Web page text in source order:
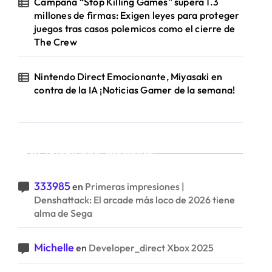
millones de firmas: Exigen leyes para proteger
juegos tras casos polemicos como el cierre de
The Crew
Nintendo Direct Emocionante, Miyasaki en
contra de la IA ¡Noticias Gamer de la semana!
Comentarios Recientes
333985en Primeras impresiones |
Denshattack: El arcade más loco de 2026 tiene
alma de Sega
Michelleen Developer_direct Xbox 2025